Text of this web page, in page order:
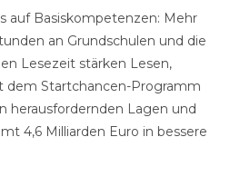
auf Basiskompetenzen: Mehr
an Grundschulen und die
Lesezeit stärken Lesen,
dem Startchancen-Programm
herausfordernden Lagen und
4,6 Milliarden Euro in bessere